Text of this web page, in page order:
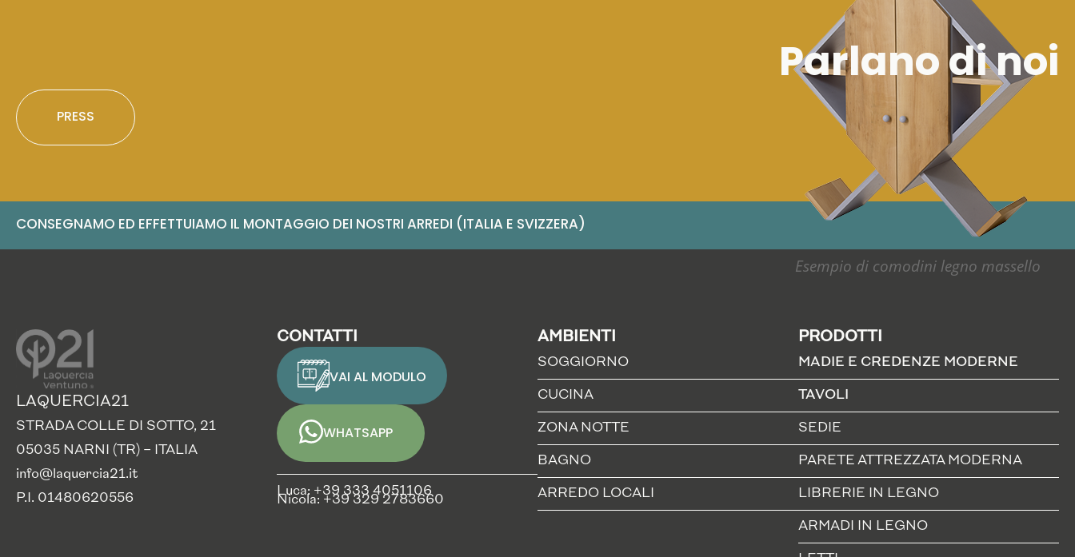
Esempio di comodini legno massello
Parlano di noi
PRESS
CONSEGNAMO ED EFFETTUIAMO IL MONTAGGIO DEI NOSTRI ARREDI (ITALIA E SVIZZERA)
LAQUERCIA21
STRADA COLLE DI SOTTO, 21
05035 NARNI (TR) – ITALIA
info@laquercia21.it
P.I. 01480620556
CONTATTI
VAI AL MODULO
WHATSAPP
Luca: +39 333 4051106
Nicola: +39 329 2783660
AMBIENTI
SOGGIORNO
CUCINA
ZONA NOTTE
BAGNO
ARREDO LOCALI
PRODOTTI
MADIE E CREDENZE MODERNE
TAVOLI
SEDIE
PARETE ATTREZZATA MODERNA
LIBRERIE IN LEGNO
ARMADI IN LEGNO